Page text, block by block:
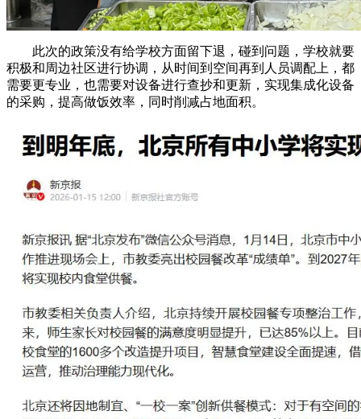
此次的政策没有给学校方面留下退，碰到问题，学校就要
积极和周边社区进行协调，从时间到空间再到人员调配上，都
需要更专业，也需要对设备进行查抄和更新，实现集成化设备
的采购，提高做饭效率，同时削减占地面积。